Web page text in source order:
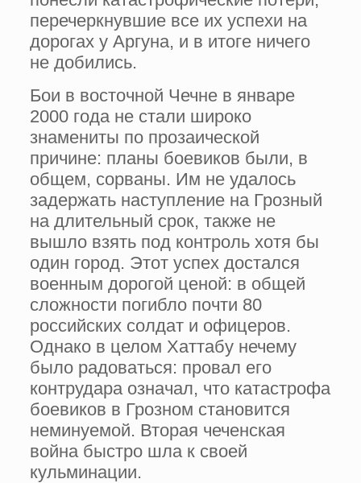
перечеркнувшие все их успехи на
дорогах у Аргуна, и в итоге ничего
не добились.
Бои в восточной Чечне в январе
2000 года не стали широко
знамениты по прозаической
причине: планы боевиков были, в
общем, сорваны. Им не удалось
задержать наступление на Грозный
на длительный срок, также не
вышло взять под контроль хотя бы
один город. Этот успех достался
военным дорогой ценой: в общей
сложности погибло почти 80
российских солдат и офицеров.
Однако в целом Хаттабу нечему
было радоваться: провал его
контрудара означал, что катастрофа
боевиков в Грозном становится
неминуемой. Вторая чеченская
война быстро шла к своей
кульминации.